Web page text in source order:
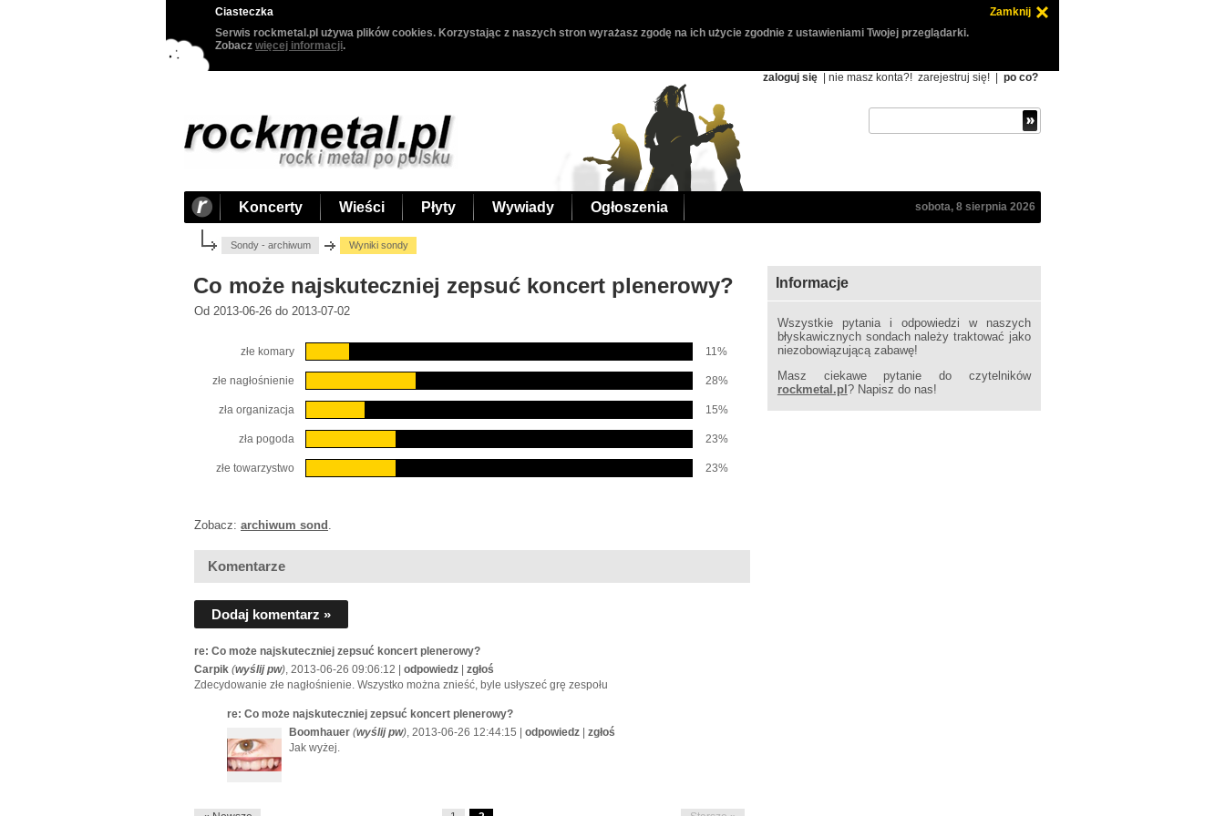
Ciasteczka
Zamknij
Serwis rockmetal.pl używa plików cookies. Korzystając z naszych stron wyrażasz zgodę na ich użycie zgodnie z ustawieniami Twojej przeglądarki.
Zobacz więcej informacji.
zaloguj się | nie masz konta?! zarejestruj się! po co?
Koncerty Wieści Płyty Wywiady Ogłoszenia sobota, 8 sierpnia 2026
Sondy - archiwum Wyniki sondy
Co może najskuteczniej zepsuć koncert plenerowy?
Od 2013-06-26 do 2013-07-02
złe komary 11%
złe nagłośnienie 28%
zła organizacja 15%
zła pogoda 23%
złe towarzystwo 23%
Zobacz: archiwum sond
Komentarze
Dodaj komentarz »
re: Co może najskuteczniej zepsuć koncert plenerowy?
Carpik (wyślij pw), 2013-06-26 09:06:12 | odpowiedz
zgłoś
Zdecydowanie złe nagłośnienie. Wszystko można znieść, byle usłyszeć grę zespołu
re: Co może najskuteczniej zepsuć koncert plenerowy?
Boomhauer (wyślij pw), 2013-06-26 12:44:15 | odpowiedz
zgłoś
Jak wyżej.
Informacje
Wszystkie pytania i odpowiedzi w naszych
błyskawicznych sondach należy traktować jako
niezobowiązującą zabawę!
Masz ciekawe pytanie do czytelników
rockmetal.pl ? Napisz do nas!